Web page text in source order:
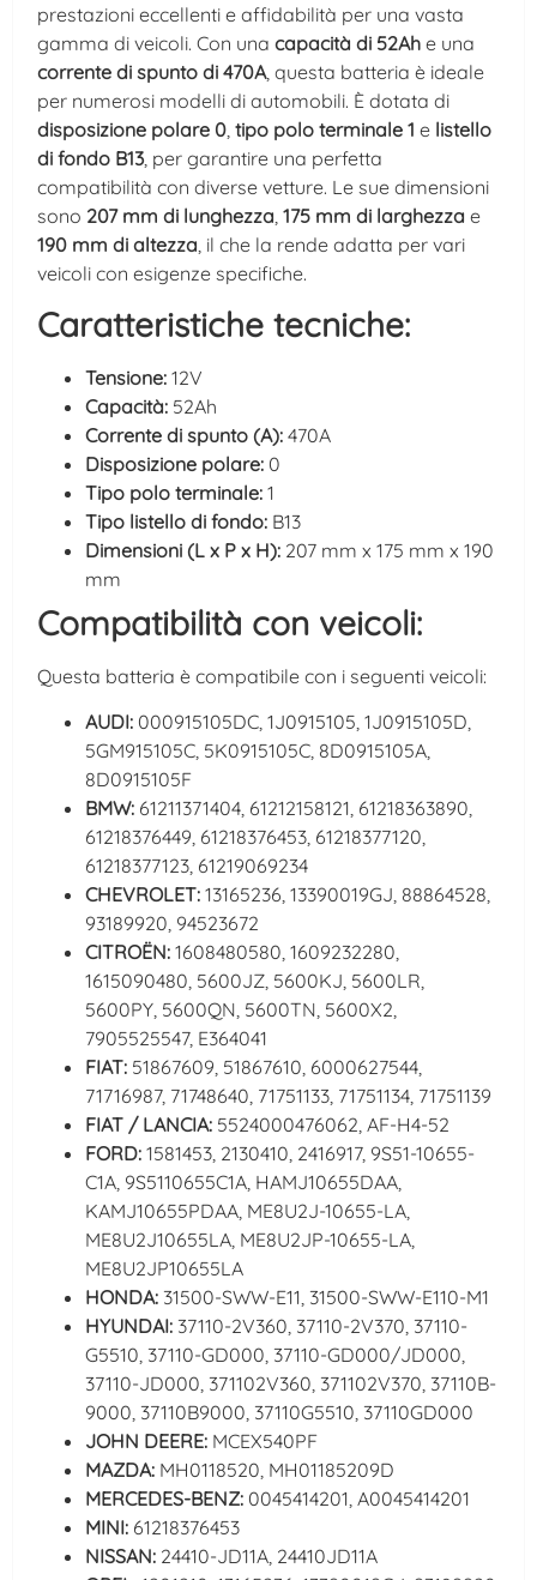
prestazioni eccellenti e affidabilità per una vasta
gamma di veicoli. Con una capacità di 52Ah e una
corrente di spunto di 470A, questa batteria è ideale
per numerosi modelli di automobili. È dotata di
disposizione polare 0 tipo polo terminale 1 e listello
di fondo B13 , per garantire una perfetta
compatibilità con diverse vetture. Le sue dimensioni
sono 207 mm di lunghezza 175 mm di larghezza e
190 mm di altezza , il che la rende adatta per vari
veicoli con esigenze specifiche.
Caratteristiche tecniche:
Tensione: 12V
Capacità: 52Ah
Corrente di spunto (A): 470A
Disposizione polare: 0
Tipo polo terminale: 1
Tipo listello di fondo: B13
Dimensioni (L x P x H): 207 mm x 175 mm x 190
mm
Compatibilità con veicoli:
Questa batteria è compatibile con i seguenti veicoli:
AUDI: 000915105DC, 1J0915105, 1J0915105D,
5GM915105C, 5K0915105C, 8D0915105A,
8D0915105F
BMW: 61211371404, 61212158121, 61218363890,
61218376449, 61218376453, 61218377120,
61218377123, 61219069234
CHEVROLET: 13165236, 13390019GJ, 88864528,
93189920, 94523672
CITROËN: 1608480580, 1609232280,
1615090480, 5600JZ, 5600KJ, 5600LR,
5600PY, 5600QN, 5600TN, 5600X2,
7905525547, E364041
FIAT: 51867609, 51867610, 6000627544,
71716987, 71748640, 71751133, 71751134, 71751139
FIAT / LANCIA: 5524000476062, AF-H4-52
FORD: 1581453, 2130410, 2416917, 9S51-10655-
C1A, 9S5110655C1A, HAMJ10655DAA,
KAMJ10655PDAA, ME8U2J-10655-LA,
ME8U2J10655LA, ME8U2JP-10655-LA,
ME8U2JP10655LA
HONDA: 31500-SWW-E11, 31500-SWW-E110-M1
HYUNDAI: 37110-2V360, 37110-2V370, 37110-
G5510, 37110-GD000, 37110-GD000/JD000,
37110-JD000, 371102V360, 371102V370, 37110B-
9000, 37110B9000, 37110G5510, 37110GD000
JOHN DEERE: MCEX540PF
MAZDA: MH0118520, MH01185209D
MERCEDES-BENZ: 0045414201, A0045414201
MINI: 61218376453
NISSAN: 24410-JD11A, 24410JD11A